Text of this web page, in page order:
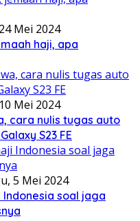
Mei 2024
haji, apa
Mei 2024
cara nulis tugas auto
S23 FE
5 Mei 2024
soal jaga